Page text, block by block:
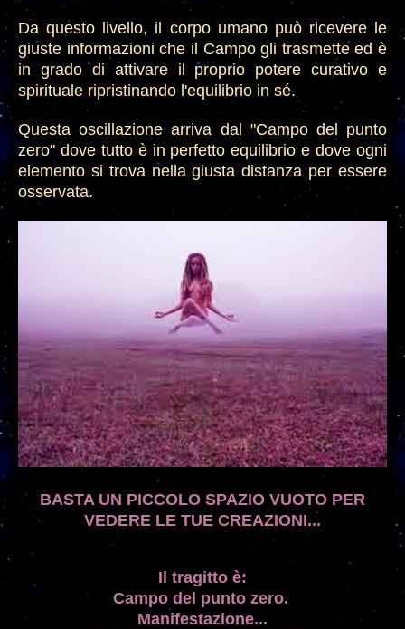
Da questo livello, il corpo umano può ricevere le
giuste informazioni che il Campo gli trasmette ed è
in grado di attivare il proprio potere curativo e
spirituale ripristinando l'equilibrio in sé.
Questa oscillazione arriva dal "Campo del punto
zero" dove tutto è in perfetto equilibrio e dove ogni
elemento si trova nella giusta distanza per essere
osservata.
BASTA UN PICCOLO SPAZIO VUOTO PER
VEDERE LE TUE CREAZIONI...
Il tragitto è:
Campo del punto zero.
Manifestazione...